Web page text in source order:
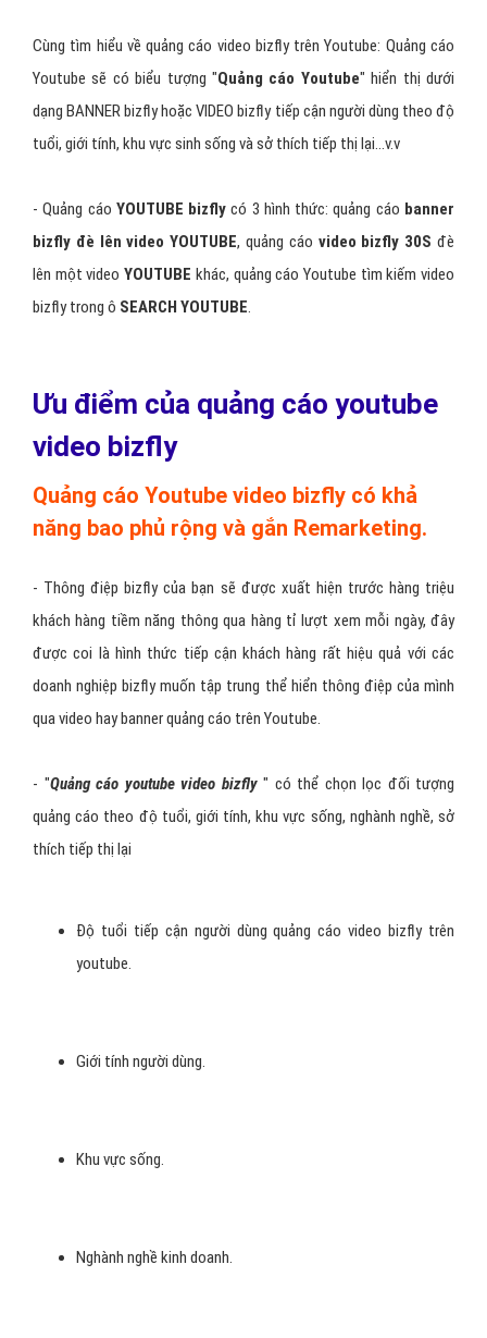
Cùng tìm hiểu về quảng cáo video bizfly trên Youtube: Quảng cáo
Youtube sẽ có biểu tượng "Quảng cáo Youtube" hiển thị dưới
dạng BANNER bizfly hoặc VIDEO bizfly tiếp cận người dùng theo độ
tuổi, giới tính, khu vực sinh sống và sở thích tiếp thị lại...v.v
- Quảng cáo YOUTUBE bizfly có 3 hình thức: quảng cáo banner
bizfly đè lên video YOUTUBE, quảng cáo video bizfly 30S đè
lên một videoYOUTUBE khác, quảng cáo Youtube tìm kiếm video
bizfly trong ô SEARCH YOUTUBE
Ưu điểm của quảng cáo youtube
video bizfly
Quảng cáo Youtube video bizfly có khả
năng bao phủ rộng và gắn Remarketing.
- Thông điệp bizfly của bạn sẽ được xuất hiện trước hàng triệu
khách hàng tiềm năng thông qua hàng tỉ lượt xem mỗi ngày, đây
được coi là hình thức tiếp cận khách hàng rất hiệu quả với các
doanh nghiệp bizfly muốn tập trung thể hiển thông điệp của mình
qua video hay banner quảng cáo trên Youtube.
- "Quảng cáo youtube video bizfly " có thể chọn lọc đối tượng
quảng cáo theo độ tuổi, giới tính, khu vực sống, nghành nghề, sở
thích tiếp thị lại
Độ tuổi tiếp cận người dùng quảng cáo video bizfly trên
youtube.
Giới tính người dùng.
Khu vực sống.
Nghành nghề kinh doanh.